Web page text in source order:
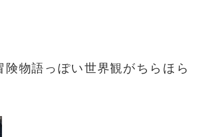
物語っぽい世界観がちらほら